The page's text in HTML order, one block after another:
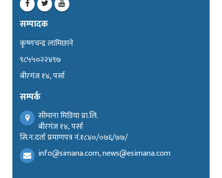
सम्पादक
कृष्णचन्द्र लामिछाने
९८५५०२२४९७
बीरगंज १४, पर्सा
सम्पर्क
सीमाना मिडिया प्रा.लि.
बीरगंज १४, पर्सा
सि.न.दर्ता प्रमाणपत्र नं.१८४०/०७६/७७/
info@simana.com, news@esimana.com